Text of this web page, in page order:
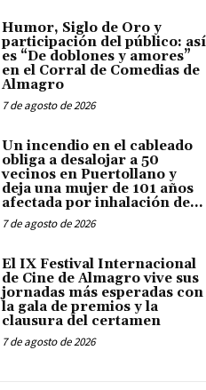
Humor, Siglo de Oro y
participación del público: así
es “De doblones y amores”
en el Corral de Comedias de
Almagro
7 de agosto de 2026
Un incendio en el cableado
obliga a desalojar a 50
vecinos en Puertollano y
deja una mujer de 101 años
afectada por inhalación de...
7 de agosto de 2026
El IX Festival Internacional
de Cine de Almagro vive sus
jornadas más esperadas con
la gala de premios y la
clausura del certamen
7 de agosto de 2026